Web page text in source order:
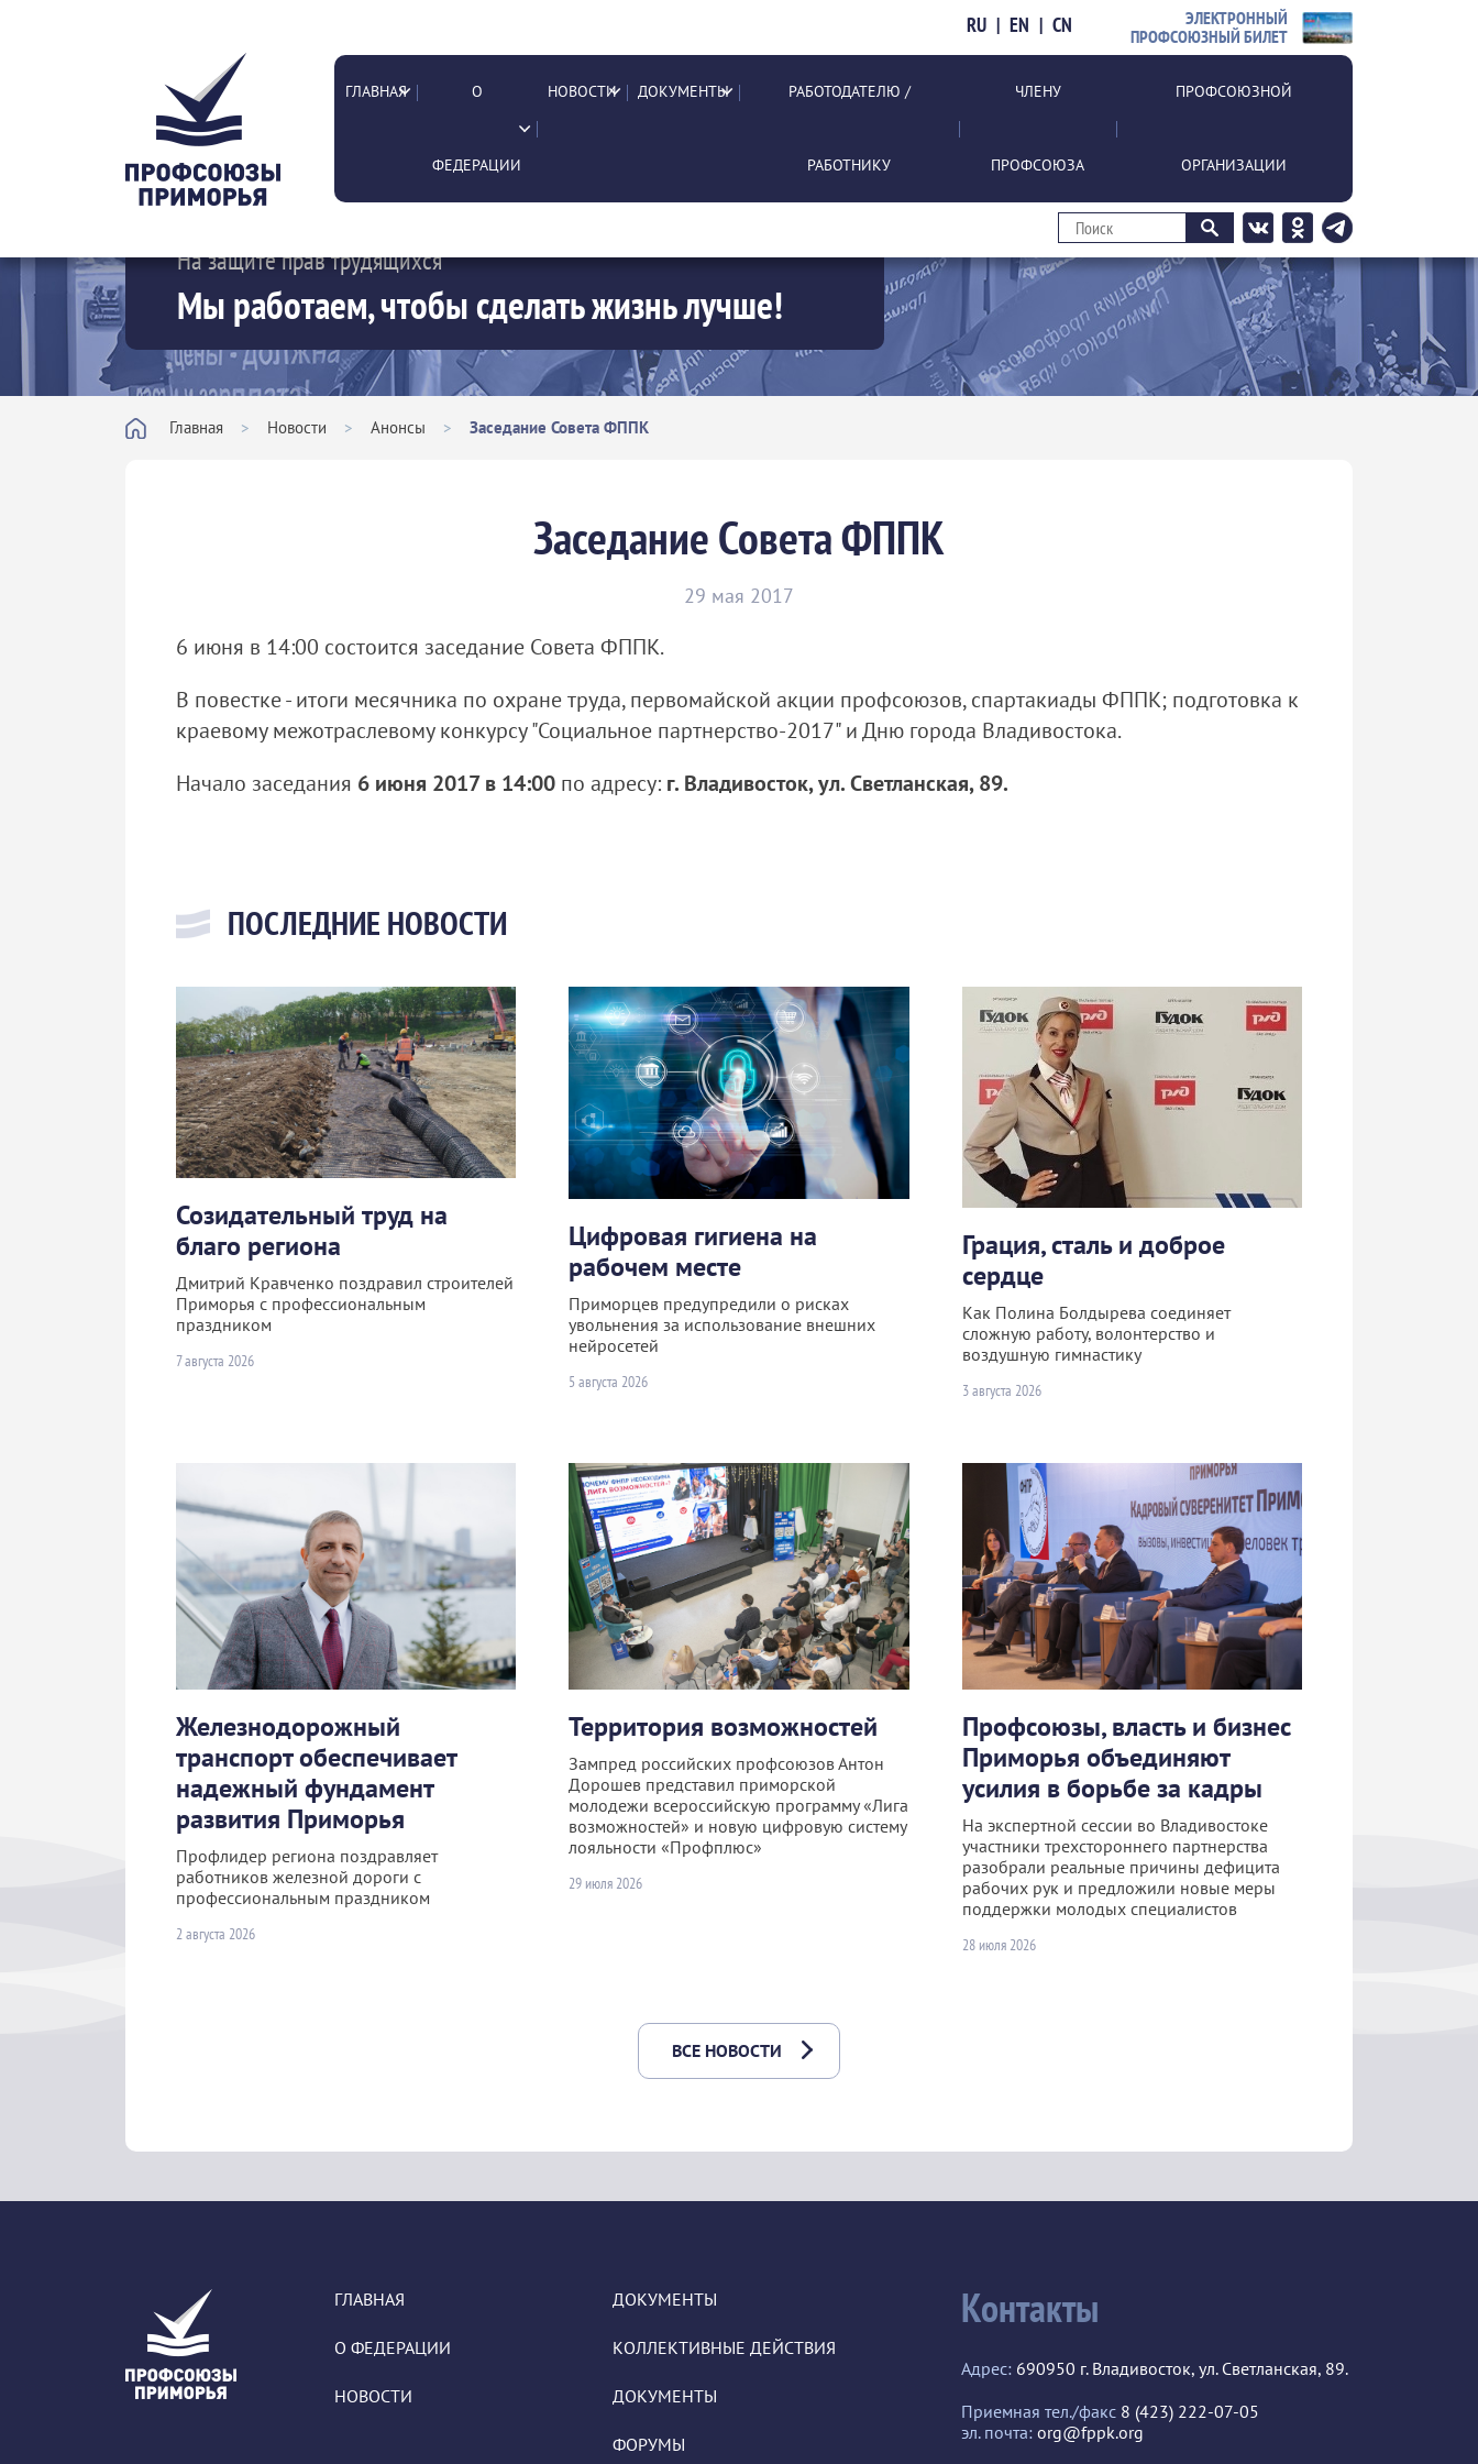
RU | EN | CN
ЭЛЕКТРОННЫЙ
ПРОФСОЮЗНЫЙ БИЛЕТ
ГЛАВНАЯ О
ФЕДЕРАЦИИ
НОВОСТИ ДОКУМЕНТЫ РАБОТОДАТЕЛЮ /
РАБОТНИКУ
ЧЛЕНУ
ПРОФСОЮЗА
ПРОФСОЮЗНОЙ
ОРГАНИЗАЦИИ
На защите прав трудящихся
Мы работаем, чтобы сделать жизнь лучше!
Главная > Новости > Анонсы > Заседание Совета ФППК
Заседание Совета ФППК
29 мая 2017
6 июня в 14:00 состоится заседание Совета ФППК.
В повестке - итоги месячника по охране труда, первомайской акции профсоюзов, спартакиады ФППК; подготовка к
краевому межотраслевому конкурсу "Социальное партнерство-2017" и Дню города Владивостока.
Начало заседания 6 июня 2017 в 14:00 по адресу: г. Владивосток, ул. Светланская, 89.
ПОСЛЕДНИЕ НОВОСТИ
Созидательный труд на
благо региона
Дмитрий Кравченко поздравил строителей
Приморья с профессиональным
праздником
7 августа 2026
Цифровая гигиена на
рабочем месте
Приморцев предупредили о рисках
увольнения за использование внешних
нейросетей
5 августа 2026
Грация, сталь и доброе
сердце
Как Полина Болдырева соединяет
сложную работу, волонтерство и
воздушную гимнастику
3 августа 2026
Железнодорожный
транспорт обеспечивает
надежный фундамент
развития Приморья
Профлидер региона поздравляет
работников железной дороги с
профессиональным праздником
2 августа 2026
Территория возможностей
Зампред российских профсоюзов Антон
Дорошев представил приморской
молодежи всероссийскую программу «Лига
возможностей» и новую цифровую систему
лояльности «Профплюс»
29 июля 2026
Профсоюзы, власть и бизнес
Приморья объединяют
усилия в борьбе за кадры
На экспертной сессии во Владивостоке
участники трехстороннего партнерства
разобрали реальные причины дефицита
рабочих рук и предложили новые меры
поддержки молодых специалистов
28 июля 2026
ВСЕ НОВОСТИ
ГЛАВНАЯ
О ФЕДЕРАЦИИ
НОВОСТИ
ДОКУМЕНТЫ
КОЛЛЕКТИВНЫЕ ДЕЙСТВИЯ
ДОКУМЕНТЫ
ФОРУМЫ
Контакты
Адрес: 690950 г. Владивосток, ул. Светланская, 89.
Приемная тел./факс 8 (423) 222-07-05
эл. почта: org@fppk.org